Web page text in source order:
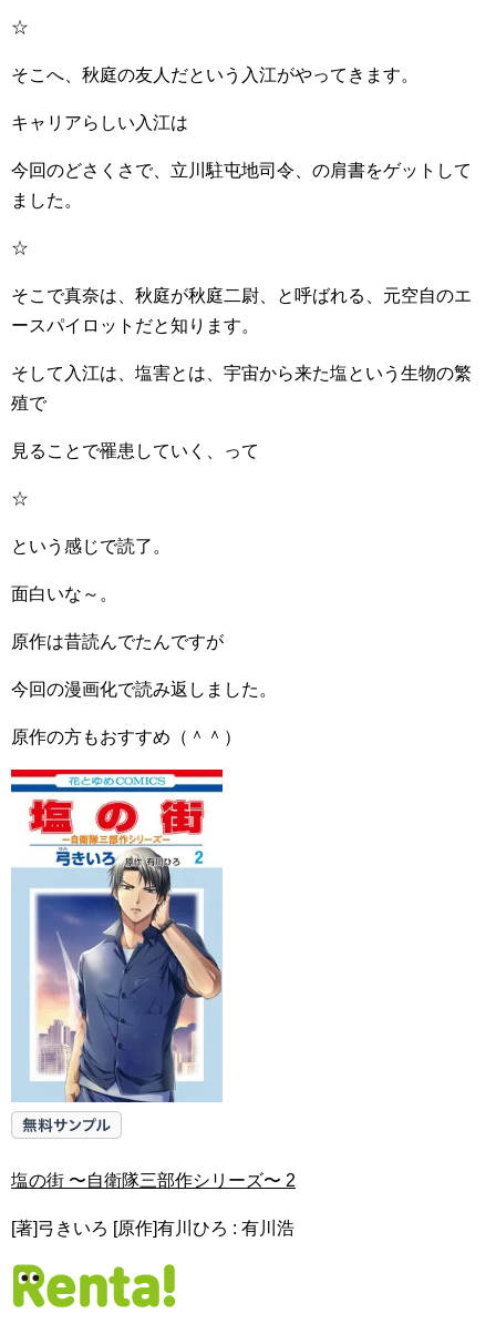
☆
そこへ、秋庭の友人だという入江がやってきます。
キャリアらしい入江は
今回のどさくさで、立川駐屯地司令、の肩書をゲットして
ました。
☆
そこで真奈は、秋庭が秋庭二尉、と呼ばれる、元空自のエ
ースパイロットだと知ります。
そして入江は、塩害とは、宇宙から来た塩という生物の繁
殖で
見ることで罹患していく、って
☆
という感じで読了。
面白いな～。
原作は昔読んでたんですが
今回の漫画化で読み返しました。
原作の方もおすすめ（＾＾）
塩の街 〜自衛隊三部作シリーズ〜 2
[著]弓きいろ [原作]有川ひろ : 有川浩